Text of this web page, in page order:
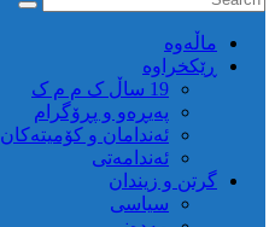
ماڵه‌وه‌
ڕێکخراوە
19 ساڵ ک م م ک
پەیڕەو و پڕۆگرام
ئەندامان و کۆمیتەکان
ئەندامەتی
گرتن و زیندان
سیاسی